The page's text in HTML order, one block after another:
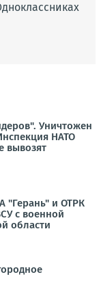
Уничтожен
НАТО
вывозят
"Герань" и ОТРК
с военной
области